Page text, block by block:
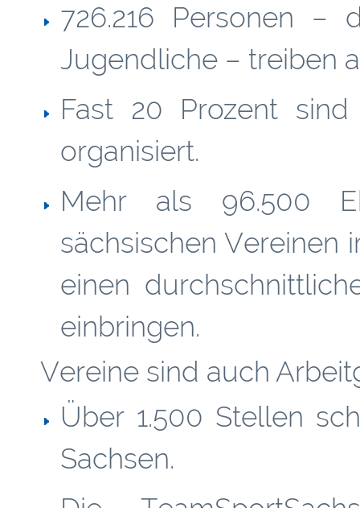
726.216 Personen –
Jugendliche – treiben
Fast 20 Prozent
organisiert.
Mehr als 96.500
sächsischen Vereinen
einen
einbringen.
Vereine sind auch
Über 1.500 Stellen
Sachsen.